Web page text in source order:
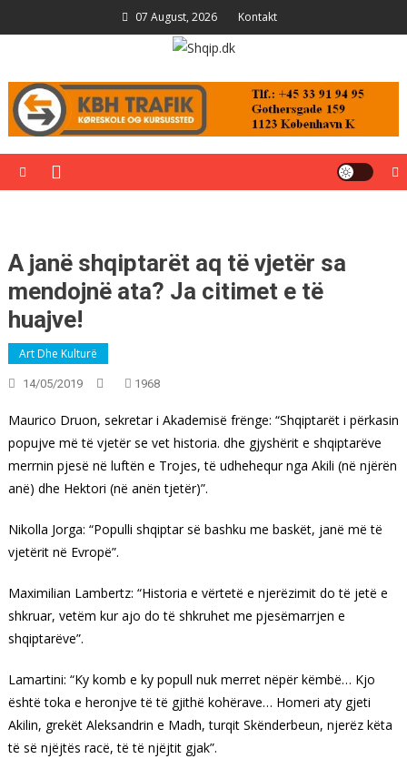
to
07 August, 2026 Kontakt
A janë shqiptarët aq të vjetër sa
mendojnë ata? Ja citimet e të
huajve!
Art Dhe Kulturë
14/05/2019 1968
Maurico Druon, sekretar i Akademisë frënge: “Shqiptarët i përkasin
popujve më të vjetër se vet historia. dhe gjyshërit e shqiptarëve
merrnin pjesë në luftën e Trojes, të udhehequr nga Akili (në njërën
anë) dhe Hektori (në anën tjetër)”.
Nikolla Jorga: “Populli shqiptar së bashku me baskët, janë më të
vjetërit në Evropë”.
Maximilian Lambertz: “Historia e vërtetë e njerëzimit do të jetë e
shkruar, vetëm kur ajo do të shkruhet me pjesëmarrjen e
shqiptarëve”.
Lamartini: “Ky komb e ky popull nuk merret nëpër këmbë… Kjo
është toka e heronjve të të gjithë kohërave… Homeri aty gjeti
Akilin, grekët Aleksandrin e Madh, turqit Skënderbeun, njerëz këta
të së njëjtës racë, të të njëjtit gjak”.